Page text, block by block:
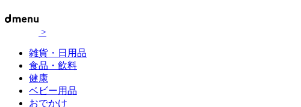
>
雑貨・日用品
食品・飲料
健康
ベビー用品
おでかけ